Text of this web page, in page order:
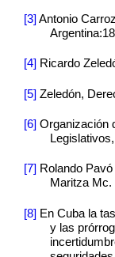
[3] Antonio
[4] Ricardo
[5] Zeledón,
[6] Organización
[7] Rolando
Maritza Mc.
[8] En Cuba la
y las